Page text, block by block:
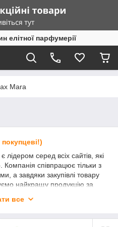
елітної парфумерії
Mara
є лідером серед всіх сайтів, які
співпрацює тільки з
а завдяки закупівлі товару
найкращу продукцію за
віку. Хороші парфуми Max
все